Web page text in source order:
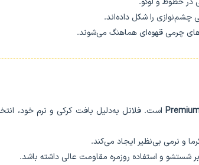
را شکل داده‌اند.
چرمی قهوه‌ای هماهنگ می‌شوند.
است. فلانل به‌دلیل بافت کرکی و نرم خود،
و نرمی بی‌نظیر ایجاد می‌کند.
شستشو و استفاده روزمره مقاومت عالی داشته باشد.